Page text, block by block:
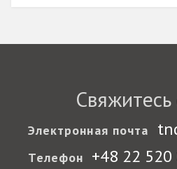
Электронная почта
Телефон +48 22 520